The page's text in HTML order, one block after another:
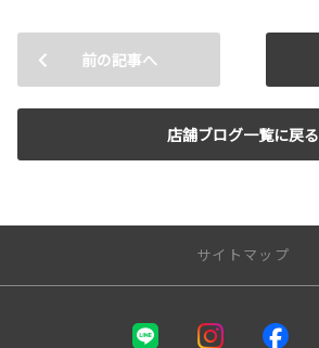
前の記事へ
店舗ブログ一覧に戻る
サイトマップ